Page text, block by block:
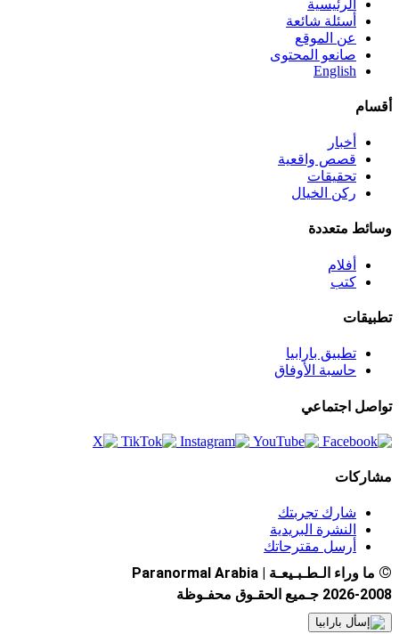
الرئيسية
أسئلة شائعة
عن الموقع
صانعو المحتوى
English
أقسام
أخبار
قصص واقعية
تحقيقات
ركن الخيال
وسائط متعددة
أفلام
كتب
تطبيقات
تطبيق بارابيا
حاسبة الأوفاق
تواصل اجتماعي
مشاركات
شارك تجربتك
النشرة البريدية
أرسل مقترحاتك
© ما وراء الـطـبـيعـة | Paranormal Arabia
2026-2008 جـميع الحقـوق محفـوظة